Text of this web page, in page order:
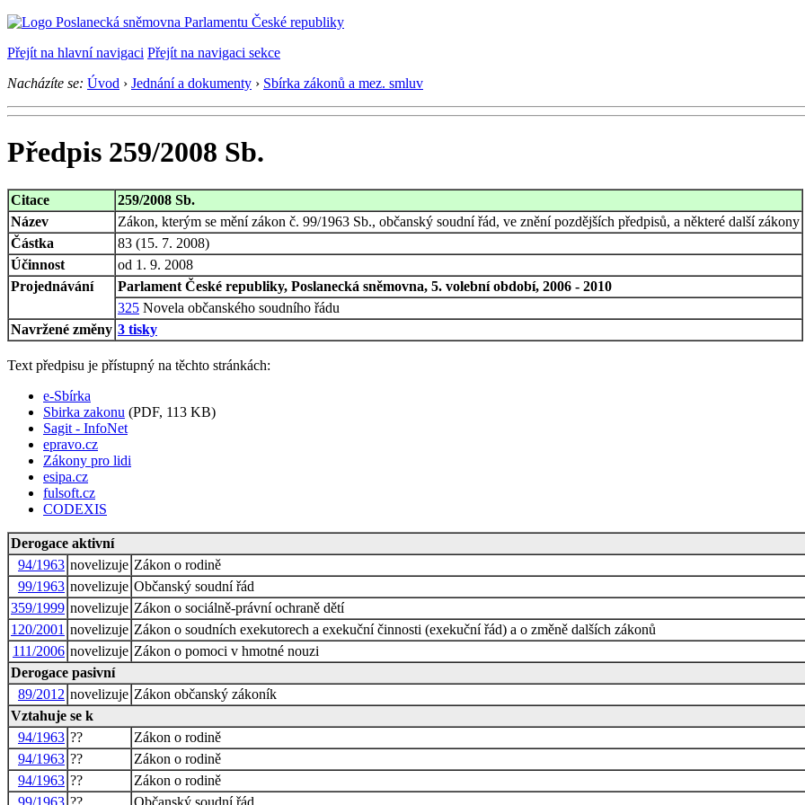
Přejít na hlavní navigaci Přejít na navigaci sekce
Nacházíte se: Úvod › Jednání a dokumenty › Sbírka zákonů a mez. smluv
Předpis 259/2008 Sb.
Citace
259/2008 Sb.
Název
Zákon, kterým se mění zákon č. 99/1963 Sb., občanský soudní řád, ve znění pozdějších předpisů, a některé další zákony
Částka
83 (15. 7. 2008)
Účinnost
od 1. 9. 2008
Projednávání
Parlament České republiky, Poslanecká sněmovna, 5. volební období, 2006 - 2010
325 Novela občanského soudního řádu
Navržené změny 3 tisky
Text předpisu je přístupný na těchto stránkách:
e-Sbírka
Sbirka zakonu (PDF, 113 KB)
Sagit - InfoNet
epravo.cz
Zákony pro lidi
esipa.cz
fulsoft.cz
CODEXIS
Derogace aktivní
94/1963 novelizuje Zákon o rodině
99/1963 novelizuje Občanský soudní řád
359/1999 novelizuje Zákon o sociálně-právní ochraně dětí
120/2001 novelizuje Zákon o soudních exekutorech a exekuční činnosti (exekuční řád) a o změně dalších zákonů
111/2006 novelizuje Zákon o pomoci v hmotné nouzi
Derogace pasivní
89/2012 novelizuje Zákon občanský zákoník
Vztahuje se k
94/1963 ??
Zákon o rodině
94/1963 ??
Zákon o rodině
94/1963 ??
Zákon o rodině
99/1963 ?? Občanský soudní řád